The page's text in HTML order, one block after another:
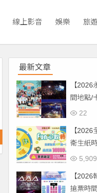
線上影音 娛樂 旅
最新文章
【
間地點/
通，免
22
【
衛生紙
限一次看
5,909
【2026
搶票時